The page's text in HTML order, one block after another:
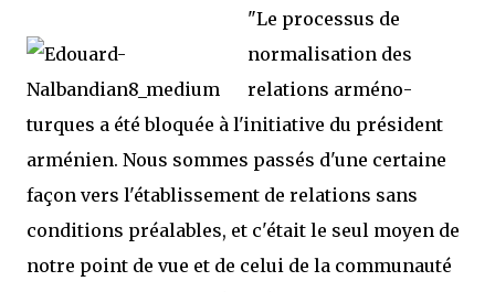
"Le processus de
normalisation des
relations arméno-
turques a été bloquée à l'initiative du président
arménien. Nous sommes passés d'une certaine
façon vers l'établissement de relations sans
conditions préalables, et c'était le seul moyen de
notre point de vue et de celui de la communauté